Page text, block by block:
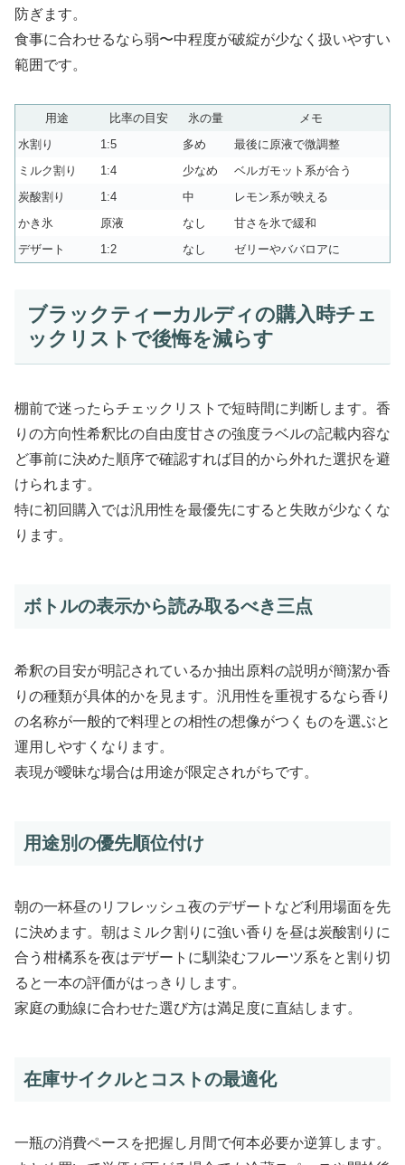
防ぎます。
食事に合わせるなら弱〜中程度が破綻が少なく扱いやすい
範囲です。
用途 比率の目安 氷の量
メモ
水割り
1:5 多め
最後に原液で微調整
ミルク割り
1:4 少なめ
ベルガモット系が合う
炭酸割り
1:4 中
レモン系が映える
かき氷
原液 なし
甘さを氷で緩和
デザート
1:2 なし ゼリーやババロアに
ブラックティーカルディの購入時チェ
ックリストで後悔を減らす
棚前で迷ったらチェックリストで短時間に判断します。香
りの方向性希釈比の自由度甘さの強度ラベルの記載内容な
ど事前に決めた順序で確認すれば目的から外れた選択を避
けられます。
特に初回購入では汎用性を最優先にすると失敗が少なくな
ります。
ボトルの表示から読み取るべき三点
希釈の目安が明記されているか抽出原料の説明が簡潔か香
りの種類が具体的かを見ます。汎用性を重視するなら香り
の名称が一般的で料理との相性の想像がつくものを選ぶと
運用しやすくなります。
表現が曖昧な場合は用途が限定されがちです。
用途別の優先順位付け
朝の一杯昼のリフレッシュ夜のデザートなど利用場面を先
に決めます。朝はミルク割りに強い香りを昼は炭酸割りに
合う柑橘系を夜はデザートに馴染むフルーツ系をと割り切
ると一本の評価がはっきりします。
家庭の動線に合わせた選び方は満足度に直結します。
在庫サイクルとコストの最適化
一瓶の消費ペースを把握し月間で何本必要か逆算します。